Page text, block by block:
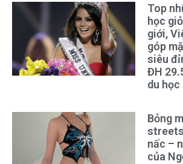
Top
học
giới,
góp
siêu
ĐH
du học
Bỏng
nấc –
của